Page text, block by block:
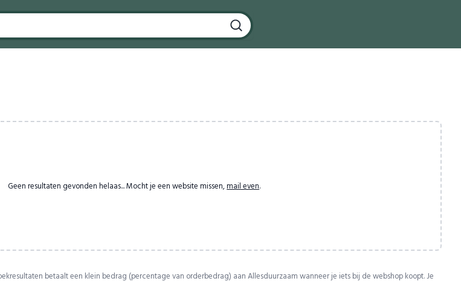
Geen resultaten gevonden helaas... Mocht je een website missen,mail even.
betaalt een klein bedrag (percentage van orderbedrag) aan Allesduurzaam wanneer je iets bij de webshop koopt. Je